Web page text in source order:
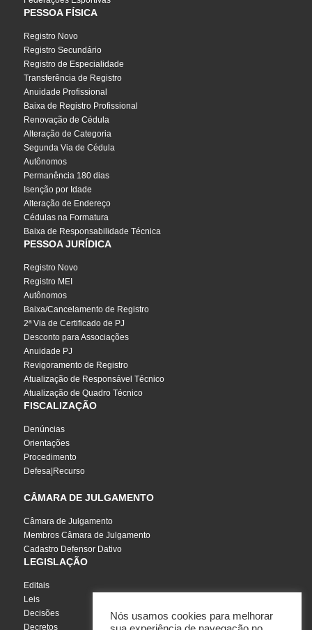
PESSOA FÍSICA
Registro Novo
Registro Secundário
Registro de Especialidade
Transferência de Registro
Anuidade Profissional
Baixa de Registro Profissional
Renovação de Cédula
Alteração de Categoria
Segunda Via de Cédula
Autônomos
Permanência 180 dias
Isenção por Idade
Alteração de Endereço
Cédulas na Formatura
Baixa de Responsabilidade Técnica
PESSOA JURÍDICA
Registro Novo
Registro MEI
Autônomos
Baixa/Cancelamento de Registro
2ª Via de Certificado de PJ
Desconto para Associações
Anuidade PJ
Revigoramento de Registro
Atualização de Responsável Técnico
Atualização de Quadro Técnico
FISCALIZAÇÃO
Denúncias
Orientações
Procedimento
Defesa|Recurso
CÂMARA DE JULGAMENTO
Câmara de Julgamento
Membros Câmara de Julgamento
Cadastro Defensor Dativo
LEGISLAÇÃO
Editais
Leis
Decisões
Decretos
Nós usamos cookies para melhorar